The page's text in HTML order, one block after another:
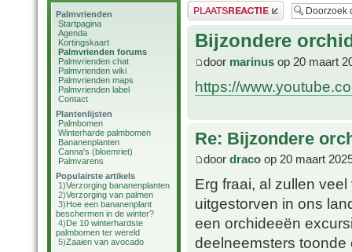
Palmvrienden
Startpagina
Agenda
Kortingskaart
Palmvrienden forums
Palmvrienden chat
Palmvrienden wiki
Palmvrienden maps
Palmvrienden label
Contact
Plantenlijsten
Palmbomen
Winterharde palmbomen
Bananenplanten
Canna's (bloemriet)
Palmvarens
Populairste artikels
1)Verzorging bananenplanten
2)Verzorging van palmen
3)Hoe een bananenplant
beschermen in de winter?
4)De 10 winterhardste
palmbomen ter wereld
5)Zaaien van avocado
Plaats een reactie
Bijzondere
door marinus op 20 maart
https://
Re: Bijzondere
door draco op 20 maart
Erg fraai, al zullen
uitgestorven in ons
een orchideeën
deelneemsters